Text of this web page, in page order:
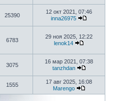
25390
12 окт 2021, 07:46
inna26975
6783
29 ноя 2025, 12:22
lenok14
3075
16 мар 2021, 07:38
tanzhdan
1555
17 авг 2025, 16:08
Marengo